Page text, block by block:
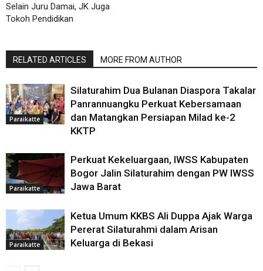
Selain Juru Damai, JK Juga
Tokoh Pendidikan
RELATED ARTICLES MORE FROM AUTHOR
Paraikatte
Silaturahim Dua Bulanan Diaspora Takalar
Panrannuangku Perkuat Kebersamaan
dan Matangkan Persiapan Milad ke-2
KKTP
Paraikatte
Perkuat Kekeluargaan, IWSS Kabupaten
Bogor Jalin Silaturahim dengan PW IWSS
Jawa Barat
Paraikatte
Ketua Umum KKBS Ali Duppa Ajak Warga
Pererat Silaturahmi dalam Arisan
Keluarga di Bekasi